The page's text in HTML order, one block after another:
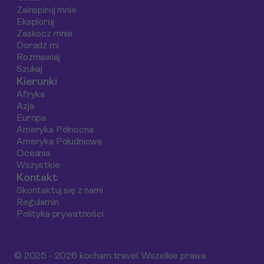
każdego, całkowicie
Zainspiruj mnie
Eksploruj
Zaskocz mnie
Doradź mi
Rozmawiaj
Szukaj
Kierunki
Afryka
Azja
Europa
Ameryka Północna
Ameryka Południowa
Oceania
Wszystkie
Kontakt
Skontaktuj się z nami
Regulamin
Polityka prywatności
© 2025 - 2026 kocham.travel. Wszelkie prawa